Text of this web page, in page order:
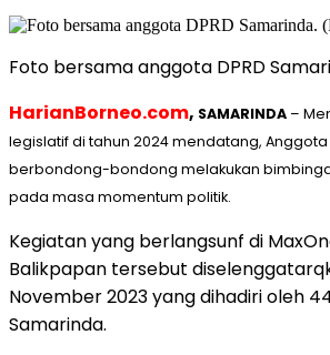
Foto bersama anggota DPRD
HarianBorneo.com, SAMARINDA –
legislatif di tahun 2024 mendatang, Anggota
berbondong-bondong melakukan
pada masa momentum politik.
Kegiatan yang berlangsunf di
Balikpapan tersebut
November 2023 yang dihadiri oleh
Samarinda.